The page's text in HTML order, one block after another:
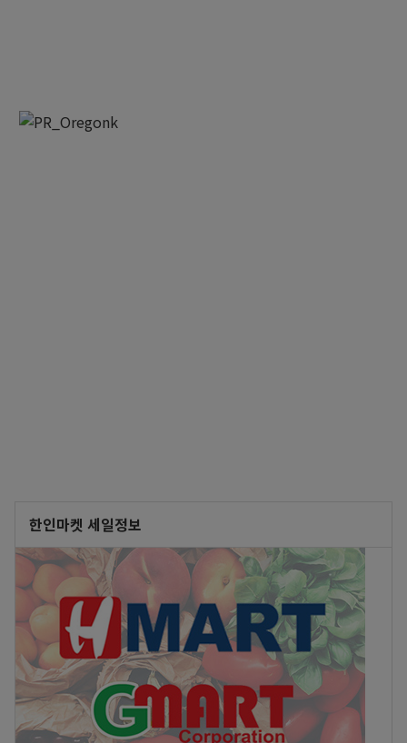
한인마켓 세일정보